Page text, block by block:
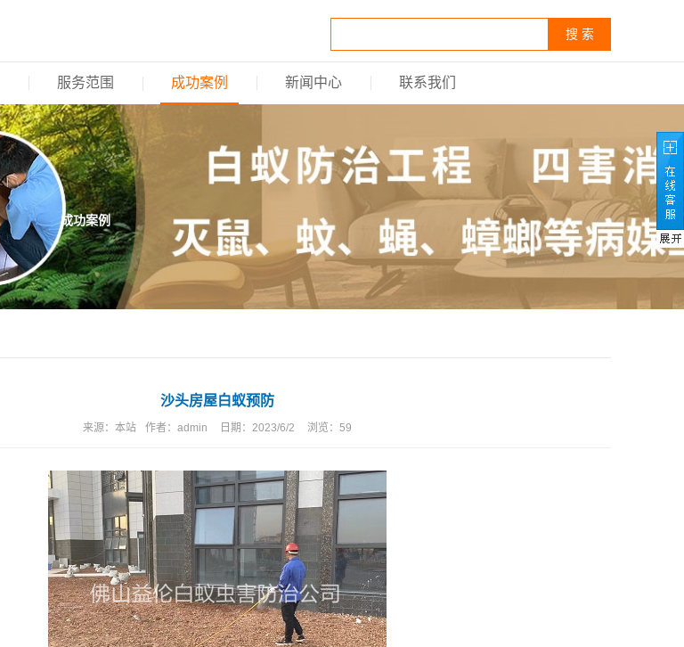
搜 索
服务范围 成功案例 新闻中心 联系我们
成功案例
沙头房屋白蚁预防
来源： 本站 作者： admin 日期： 2023/6/2 浏览： 59